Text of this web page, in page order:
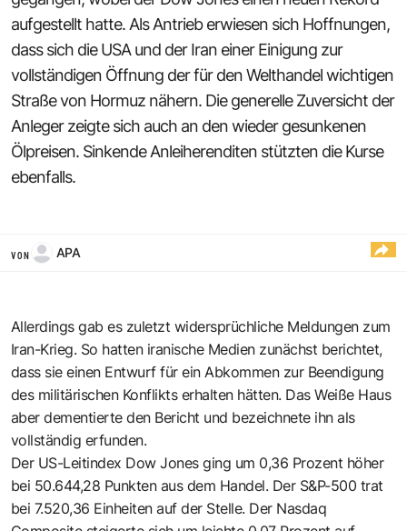
aufgestellt hatte. Als Antrieb erwiesen sich Hoffnungen,
dass sich die USA und der Iran einer Einigung zur
vollständigen Öffnung der für den Welthandel wichtigen
Straße von Hormuz nähern. Die generelle Zuversicht der
Anleger zeigte sich auch an den wieder gesunkenen
Ölpreisen. Sinkende Anleiherenditen stützten die Kurse
ebenfalls.
VON APA
Allerdings gab es zuletzt widersprüchliche Meldungen zum
Iran-Krieg. So hatten iranische Medien zunächst berichtet,
dass sie einen Entwurf für ein Abkommen zur Beendigung
des militärischen Konflikts erhalten hätten. Das Weiße Haus
aber dementierte den Bericht und bezeichnete ihn als
vollständig erfunden.
Der US-Leitindex Dow Jones ging um 0,36 Prozent höher
bei 50.644,28 Punkten aus dem Handel. Der S&P-500 trat
bei 7.520,36 Einheiten auf der Stelle. Der Nasdaq